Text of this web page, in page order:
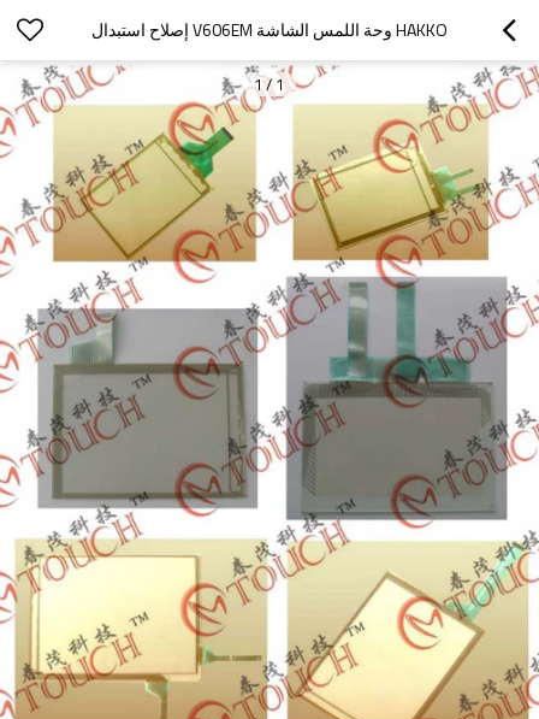
HAKKO وحة اللمس الشاشة V606EM إصلاح استبدال
1
/
1